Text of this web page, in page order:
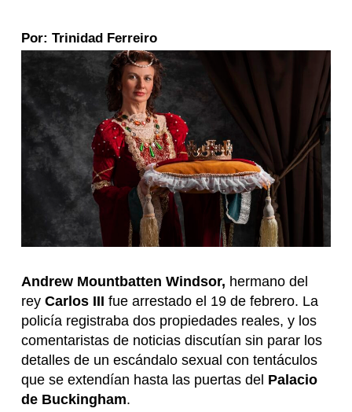
Por: Trinidad Ferreiro
Andrew Mountbatten Windsor, hermano del
rey Carlos III fue arrestado el 19 de febrero. La
policía registraba dos propiedades reales, y los
comentaristas de noticias discutían sin parar los
detalles de un escándalo sexual con tentáculos
que se extendían hasta las puertas del Palacio
de Buckingham.